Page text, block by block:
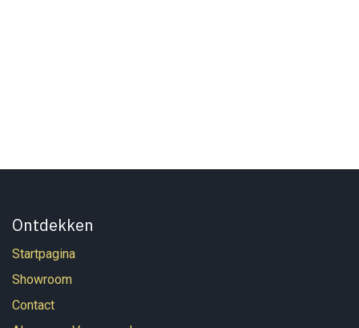
Ontdekken
Startpagina
Showroom
Contact